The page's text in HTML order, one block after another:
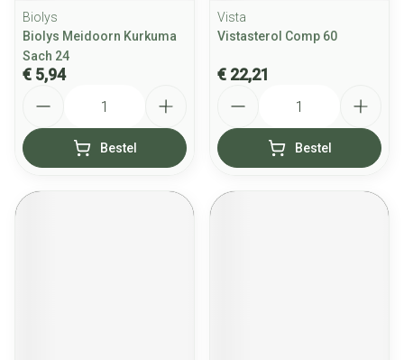
Biolys
Biolys Meidoorn Kurkuma
Sach 24
€ 5,94
Bestel
Vista
Vistasterol Comp 60
€ 22,21
Bestel